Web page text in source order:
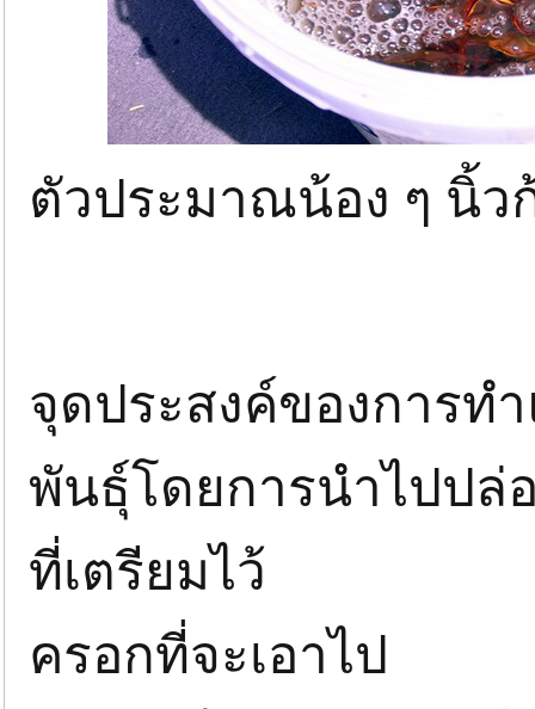
ตัวประมาณน้อง ๆ นิ้ว
จุดประสงค์ของการท
พันธุ์โดยการนำไปปล่
ที่เตรียมไว้
ครอกที่จะเอาไป